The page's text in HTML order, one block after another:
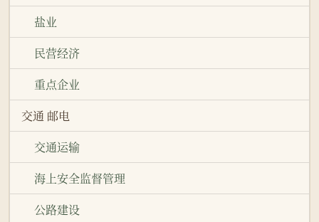
盐业
民营经济
重点企业
交通 邮电
交通运输
海上安全监督管理
公路建设